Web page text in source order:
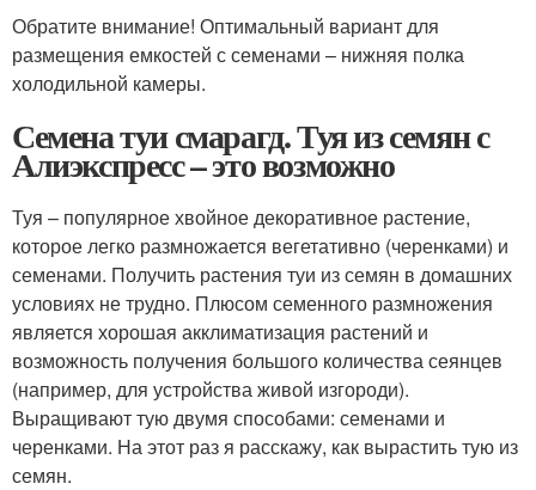
Обратите внимание! Оптимальный вариант для
размещения емкостей с семенами – нижняя полка
холодильной камеры.
Семена туи смарагд. Туя из семян с
Алиэкспресс – это возможно
Туя – популярное хвойное декоративное растение,
которое легко размножается вегетативно (черенками) и
семенами. Получить растения туи из семян в домашних
условиях не трудно. Плюсом семенного размножения
является хорошая акклиматизация растений и
возможность получения большого количества сеянцев
(например, для устройства живой изгороди).
Выращивают тую двумя способами: семенами и
черенками. На этот раз я расскажу, как вырастить тую из
семян.